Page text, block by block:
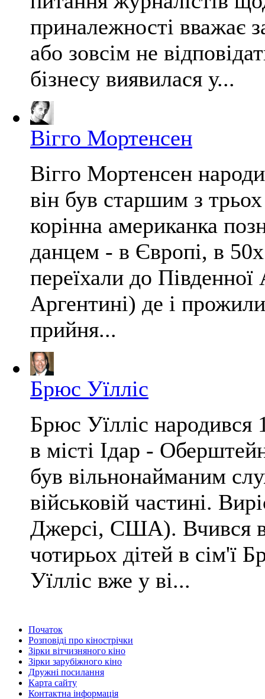
приналежності вважає
або зовсім не
бізнесу виявилася у...
Вігго Мортенсен
Вігго Мортенсен
він був старшим з
корінна американка
данцем - в Європі, в
переїхали до
Аргентині) де і
прийня...
Брюс Уїлліс
Брюс Уїлліс народився
в місті Ідар -
був вільнонайманим
військовій частині.
Джерсі, США). Вчився
чотирьох дітей в
Уїлліс вже у ві...
Початок
Розповіді про кінострічки
Зірки вітчизняного кіно
Зірки зарубіжного кіно
Дружні посилання
Карта сайту
Контактна інформація